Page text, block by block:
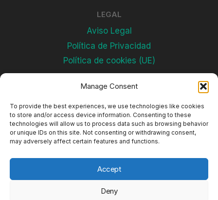
Manage Consent
To provide the best experiences, we use technologies like cookies
to store and/or access device information. Consenting to these
technologies will allow us to process data such as browsing behavior
or unique IDs on this site. Not consenting or withdrawing consent,
may adversely affect certain features and functions.
Accept
Deny
LEGAL
Aviso Legal
Política de Privacidad
Política de cookies (UE)
Subscríbete